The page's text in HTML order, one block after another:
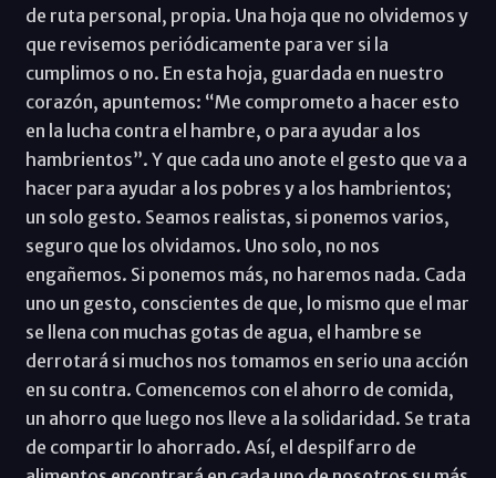
de ruta personal, propia. Una hoja que no olvidemos y
que revisemos periódicamente para ver si la
cumplimos o no. En esta hoja, guardada en nuestro
corazón, apuntemos: “Me comprometo a hacer esto
en la lucha contra el hambre, o para ayudar a los
hambrientos”. Y que cada uno anote el gesto que va a
hacer para ayudar a los pobres y a los hambrientos;
un solo gesto. Seamos realistas, si ponemos varios,
seguro que los olvidamos. Uno solo, no nos
engañemos. Si ponemos más, no haremos nada. Cada
uno un gesto, conscientes de que, lo mismo que el mar
se llena con muchas gotas de agua, el hambre se
derrotará si muchos nos tomamos en serio una acción
en su contra. Comencemos con el ahorro de comida,
un ahorro que luego nos lleve a la solidaridad. Se trata
de compartir lo ahorrado. Así, el despilfarro de